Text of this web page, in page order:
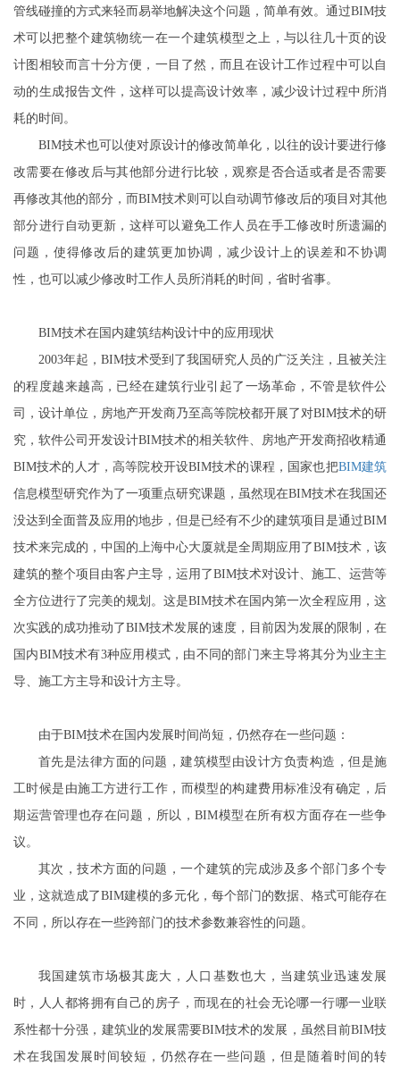
管线碰撞的方式来轻而易举地解决这个问题，简单有效。通过BIM技
术可以把整个建筑物统一在一个建筑模型之上，与以往几十页的设
计图相较而言十分方便，一目了然，而且在设计工作过程中可以自
动的生成报告文件，这样可以提高设计效率，减少设计过程中所消
耗的时间。
BIM技术也可以使对原设计的修改简单化，以往的设计要进行修
改需要在修改后与其他部分进行比较，观察是否合适或者是否需要
再修改其他的部分，而BIM技术则可以自动调节修改后的项目对其他
部分进行自动更新，这样可以避免工作人员在手工修改时所遗漏的
问题，使得修改后的建筑更加协调，减少设计上的误差和不协调
性，也可以减少修改时工作人员所消耗的时间，省时省事。
BIM技术在国内建筑结构设计中的应用现状
2003年起，BIM技术受到了我国研究人员的广泛关注，且被关注
的程度越来越高，已经在建筑行业引起了一场革命，不管是软件公
司，设计单位，房地产开发商乃至高等院校都开展了对BIM技术的研
究，软件公司开发设计BIM技术的相关软件、房地产开发商招收精通
BIM技术的人才，高等院校开设BIM技术的课程，国家也把BIM建筑
信息模型研究作为了一项重点研究课题，虽然现在BIM技术在我国还
没达到全面普及应用的地步，但是已经有不少的建筑项目是通过BIM
技术来完成的，中国的上海中心大厦就是全周期应用了BIM技术，该
建筑的整个项目由客户主导，运用了BIM技术对设计、施工、运营等
全方位进行了完美的规划。这是BIM技术在国内第一次全程应用，这
次实践的成功推动了BIM技术发展的速度，目前因为发展的限制，在
国内BIM技术有3种应用模式，由不同的部门来主导将其分为业主主
导、施工方主导和设计方主导。
由于BIM技术在国内发展时间尚短，仍然存在一些问题：
首先是法律方面的问题，建筑模型由设计方负责构造，但是施
工时候是由施工方进行工作，而模型的构建费用标准没有确定，后
期运营管理也存在问题，所以，BIM模型在所有权方面存在一些争
议。
其次，技术方面的问题，一个建筑的完成涉及多个部门多个专
业，这就造成了BIM建模的多元化，每个部门的数据、格式可能存在
不同，所以存在一些跨部门的技术参数兼容性的问题。
我国建筑市场极其庞大，人口基数也大，当建筑业迅速发展
时，人人都将拥有自己的房子，而现在的社会无论哪一行哪一业联
系性都十分强，建筑业的发展需要BIM技术的发展，虽然目前BIM技
术在我国发展时间较短，仍然存在一些问题，但是随着时间的转